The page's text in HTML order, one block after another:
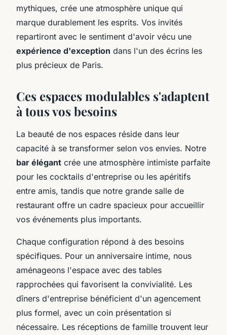
mythiques, crée une atmosphère unique qui
marque durablement les esprits. Vos invités
repartiront avec le sentiment d'avoir vécu une
expérience d'exception dans l'un des écrins les
plus précieux de Paris.
Ces espaces modulables s'adaptent
à tous vos besoins
La beauté de nos espaces réside dans leur
capacité à se transformer selon vos envies. Notre
bar élégant crée une atmosphère intimiste parfaite
pour les cocktails d'entreprise ou les apéritifs
entre amis, tandis que notre grande salle de
restaurant offre un cadre spacieux pour accueillir
vos événements plus importants.
Chaque configuration répond à des besoins
spécifiques. Pour un anniversaire intime, nous
aménageons l'espace avec des tables
rapprochées qui favorisent la convivialité. Les
dîners d'entreprise bénéficient d'un agencement
plus formel, avec un coin présentation si
nécessaire. Les réceptions de famille trouvent leur